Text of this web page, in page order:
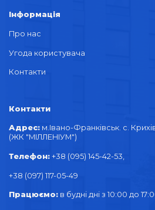
Інформація
Про нас
Угода користувача
Контакти
Контакти
Адрес: м.Івано-Франківськ. с.
(ЖК "МІЛЛЕНІУМ")
Телефон: +38 (095) 145-42-53,
+38 (097) 117-05-49
Працюємо: в будні дні з 10:00 до